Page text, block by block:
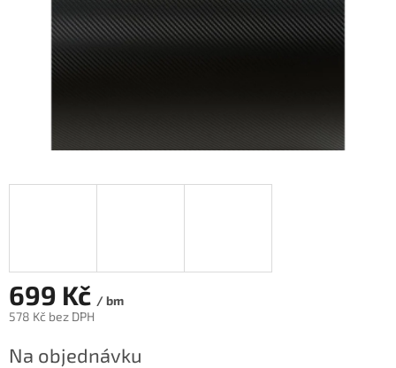
699 Kč / bm
578 Kč bez DPH
cena:
Na objednávku